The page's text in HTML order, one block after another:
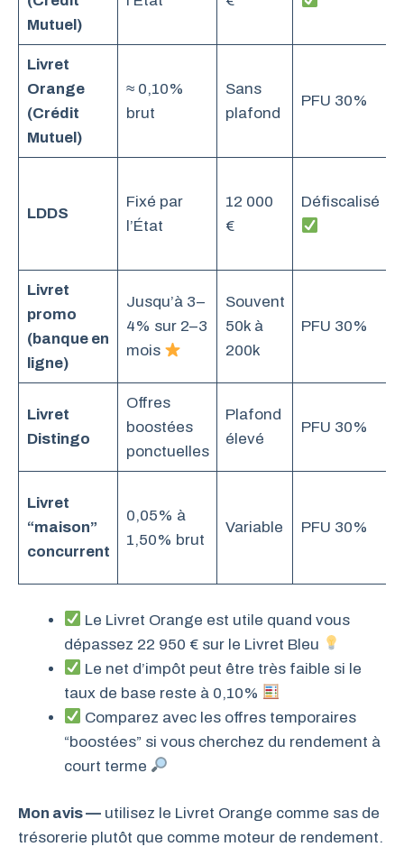
Mutuel)
Livret
Orange
(Crédit
Mutuel)
≈ 0,10%
brut
Sans
plafond
PFU 30%
LDDS
Fixé par
l’État
12 000
€
Défiscalisé
Livret
promo
(banque en
ligne)
Jusqu’à 3–
4% sur 2–3
mois
Souvent
50k à
200k
PFU 30%
Livret
Distingo
Offres
boostées
ponctuelles
Plafond
élevé
PFU 30%
Livret
“maison”
concurrent
0,05% à
1,50% brut
Variable PFU 30%
Le Livret Orange est utile quand vous
dépassez 22 950 € sur le Livret Bleu
Le net d’impôt peut être très faible si le
taux de base reste à 0,10%
Comparez avec les offres temporaires
“boostées” si vous cherchez du rendement à
court terme
Mon avis — utilisez le Livret Orange comme sas de
trésorerie plutôt que comme moteur de rendement.